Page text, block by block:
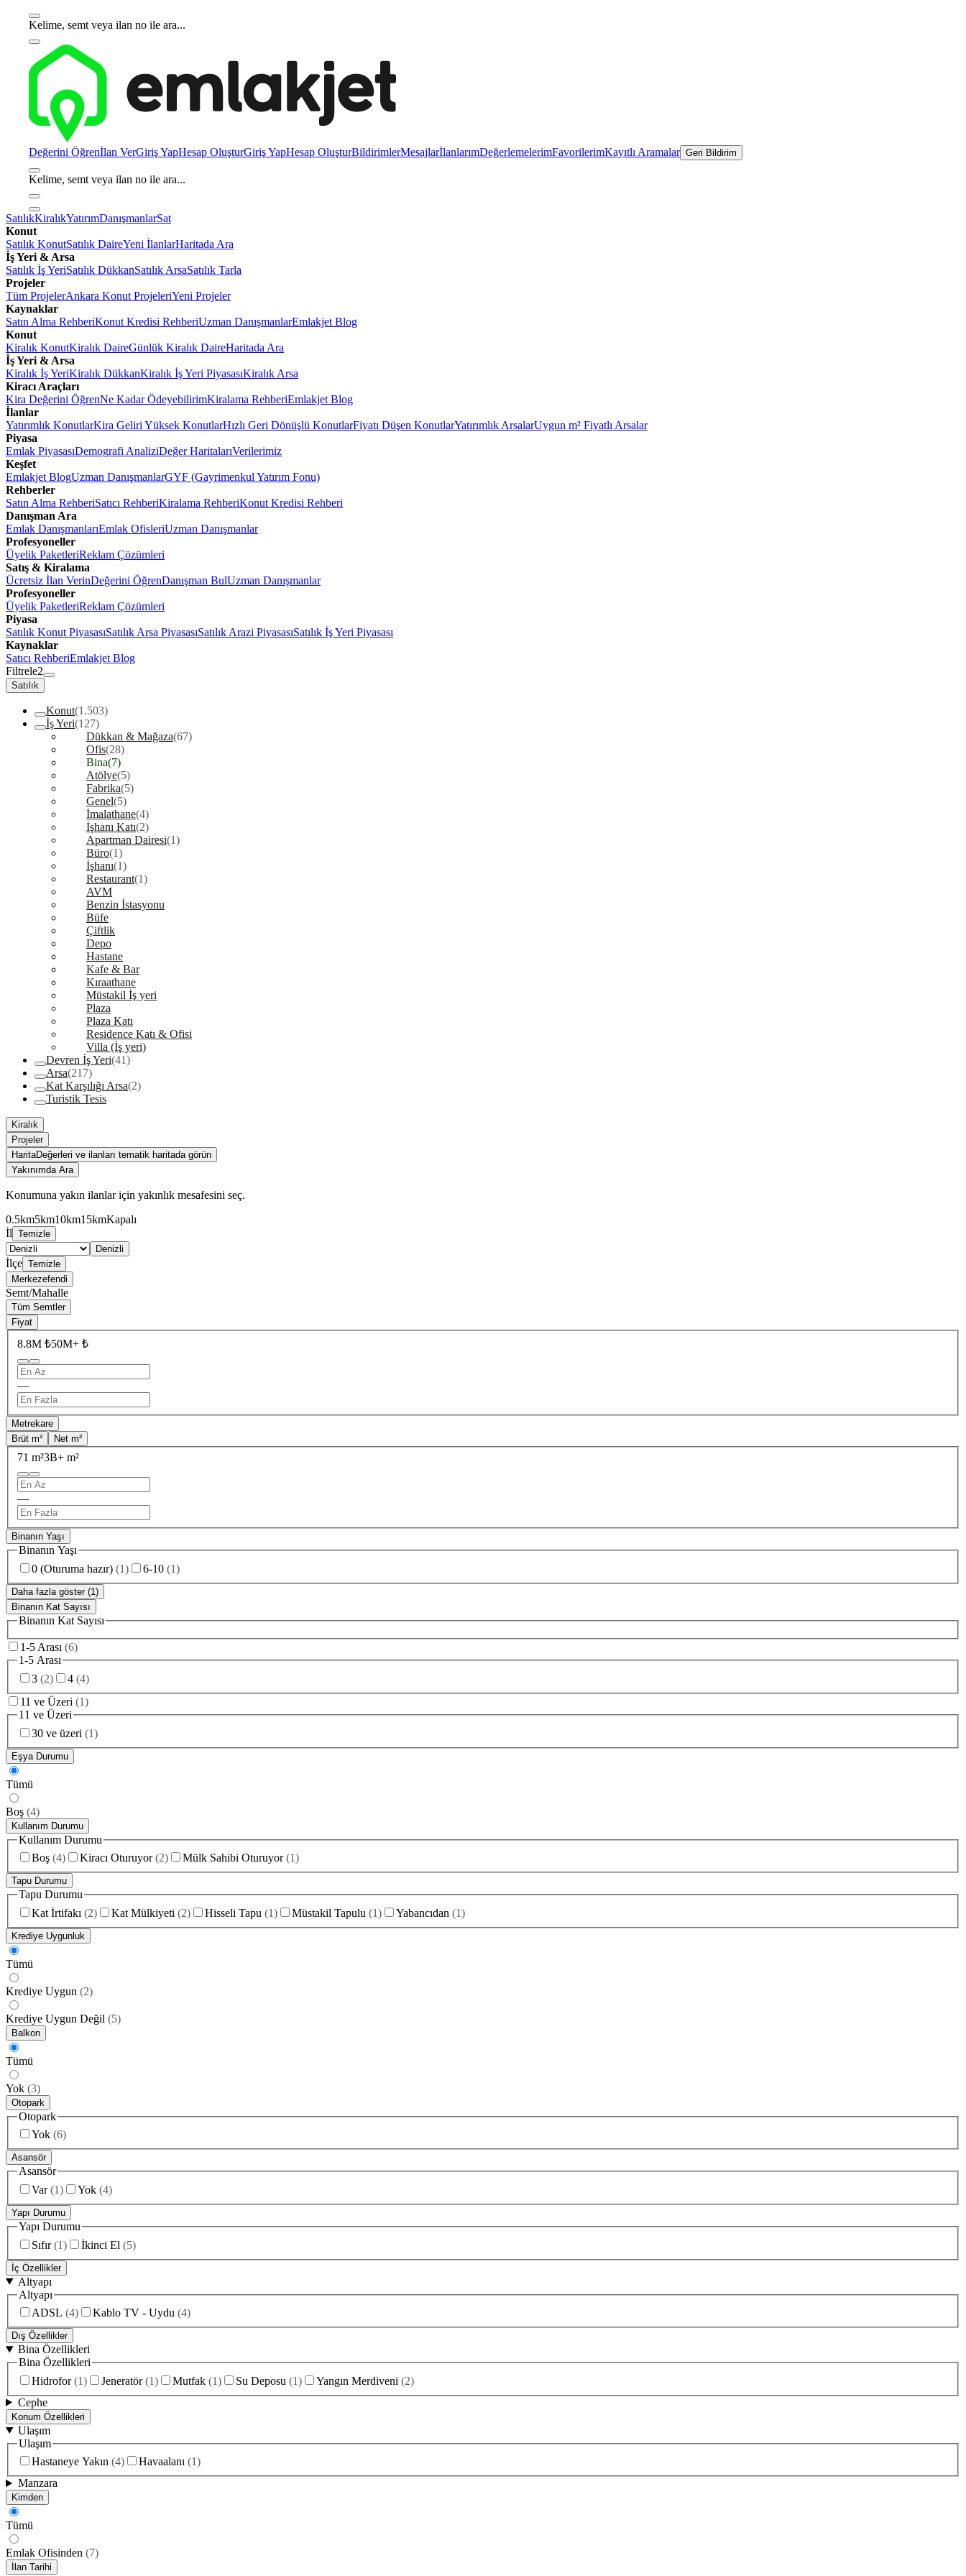
Kelime, semt veya ilan no ile ara...
Değerini Öğrenİlan VerGiriş YapHesap OluşturGiriş YapHesap OluşturBildirimlerMesajlarİlanlarımDeğerlemelerimFavorilerimKayıtlı Aramalar Geri Bildirim
Kelime, semt veya ilan no ile ara...
SatılıkKiralıkYatırımDanışmanlarSat
Konut
Satılık KonutSatılık DaireYeni İlanlarHaritada Ara
İş Yeri & Arsa
Satılık İş YeriSatılık DükkanSatılık ArsaSatılık Tarla
Projeler
Tüm ProjelerAnkara Konut ProjeleriYeni Projeler
Kaynaklar
Satın Alma RehberiKonut Kredisi RehberiUzman DanışmanlarEmlakjet Blog
Konut
Kiralık KonutKiralık DaireGünlük Kiralık DaireHaritada Ara
İş Yeri & Arsa
Kiralık İş YeriKiralık DükkanKiralık İş Yeri PiyasasıKiralık Arsa
Kiracı Araçları
Kira Değerini ÖğrenNe Kadar ÖdeyebilirimKiralama RehberiEmlakjet Blog
İlanlar
Yatırımlık KonutlarKira Geliri Yüksek KonutlarHızlı Geri Dönüşlü KonutlarFiyatı Düşen KonutlarYatırımlık ArsalarUygun m² Fiyatlı Arsalar
Piyasa
Emlak PiyasasıDemografi AnaliziDeğer HaritalarıVerilerimiz
Keşfet
Emlakjet BlogUzman DanışmanlarGYF (Gayrimenkul Yatırım Fonu)
Rehberler
Satın Alma RehberiSatıcı RehberiKiralama RehberiKonut Kredisi Rehberi
Danışman Ara
Emlak DanışmanlarıEmlak OfisleriUzman Danışmanlar
Profesyoneller
Üyelik PaketleriReklam Çözümleri
Satış & Kiralama
Ücretsiz İlan VerinDeğerini ÖğrenDanışman BulUzman Danışmanlar
Profesyoneller
Üyelik PaketleriReklam Çözümleri
Piyasa
Satılık Konut PiyasasıSatılık Arsa PiyasasıSatılık Arazi PiyasasıSatılık İş Yeri Piyasası
Kaynaklar
Satıcı RehberiEmlakjet Blog
Filtrele2
Satılık
Konut(1.503)
İş Yeri(127)
Dükkan & Mağaza(67)
Ofis(28)
Bina(7)
Atölye(5)
Fabrika(5)
Genel(5)
İmalathane(4)
İşhanı Katı(2)
Apartman Dairesi(1)
Büro(1)
İşhanı(1)
Restaurant(1)
AVM
Benzin İstasyonu
Büfe
Çiftlik
Depo
Hastane
Kafe & Bar
Kıraathane
Müstakil İş yeri
Plaza
Plaza Katı
Residence Katı & Ofisi
Villa (İş yeri)
Devren İş Yeri(41)
Arsa(217)
Kat Karşılığı Arsa(2)
Turistik Tesis
Kiralık
Projeler
HaritaDeğerleri ve ilanları tematik haritada görün
Yakınımda Ara
Konumuna yakın ilanlar için yakınlık mesafesini seç.
0.5km5km10km15kmKapalı
İl Temizle
Denizli
İlçe Temizle
Merkezefendi
Semt/Mahalle
Tüm Semtler
Fiyat
8.8M ₺50M+ ₺
—
Metrekare
Brüt m²
Net m²
71 m²3B+ m²
—
Binanın Yaşı
Binanın Yaşı
0 (Oturuma hazır) (1) 6-10 (1)
Daha fazla göster (1)
Binanın Kat Sayısı
Binanın Kat Sayısı
1-5 Arası (6)
1-5 Arası
3 (2) 4 (4)
11 ve Üzeri (1)
11 ve Üzeri
30 ve üzeri (1)
Eşya Durumu
Tümü
Boş (4)
Kullanım Durumu
Kullanım Durumu
Boş (4) Kiracı Oturuyor (2) Mülk Sahibi Oturuyor (1)
Tapu Durumu
Tapu Durumu
Kat İrtifakı (2) Kat Mülkiyeti (2) Hisseli Tapu (1) Müstakil Tapulu (1) Yabancıdan (1)
Krediye Uygunluk
Tümü
Krediye Uygun (2)
Krediye Uygun Değil (5)
Balkon
Tümü
Yok (3)
Otopark
Otopark
Yok (6)
Asansör
Asansör
Var (1) Yok (4)
Yapı Durumu
Yapı Durumu
Sıfır (1) İkinci El (5)
İç Özellikler
Altyapı
Altyapı
ADSL (4) Kablo TV - Uydu (4)
Dış Özellikler
Bina Özellikleri
Bina Özellikleri
Hidrofor (1) Jeneratör (1) Mutfak (1) Su Deposu (1) Yangın Merdiveni (2)
Cephe
Konum Özellikleri
Ulaşım
Ulaşım
Hastaneye Yakın (4) Havaalanı (1)
Manzara
Kimden
Tümü
Emlak Ofisinden (7)
İlan Tarihi